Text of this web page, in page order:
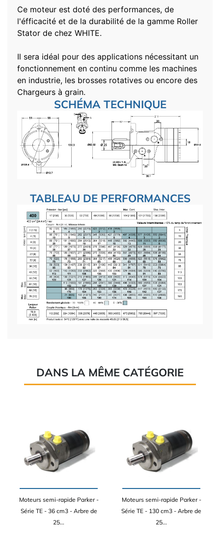
Ce moteur est doté des performances, de
l'éfficacité et de la durabilité de la gamme Roller
Stator de chez WHITE.
Il sera idéal pour des applications nécessitant un
fonctionnement en continu comme les machines
en industrie, les brosses rotatives ou encore des
Chargeurs à grain.
SCHÉMA TECHNIQUE
TABLEAU DE PERFORMANCES
DANS LA MÊME CATÉGORIE
Moteurs semi-rapide Parker -
Série TE - 36 cm3 - Arbre de
25...
Moteurs semi-rapide Parker -
Série TE - 130 cm3 - Arbre de
25...